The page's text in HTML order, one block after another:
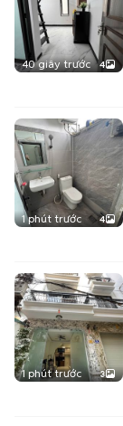
40 giây trước 4
1 phút trước 4
1 phút trước 3